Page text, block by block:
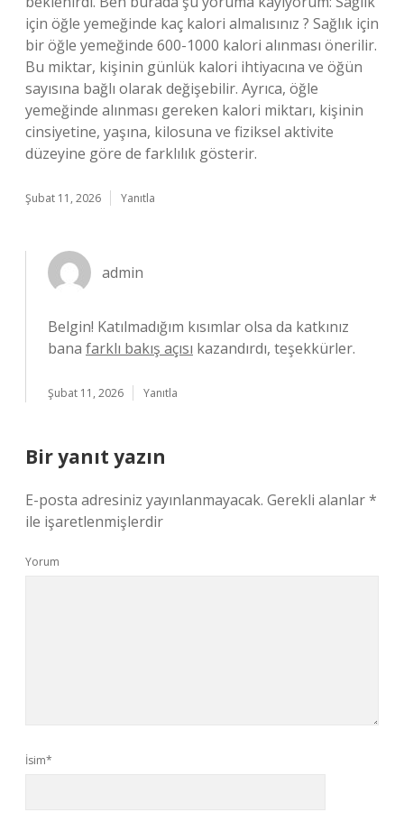
için öğle yemeğinde kaç kalori almalısınız ? Sağlık için
bir öğle yemeğinde 600-1000 kalori alınması önerilir.
Bu miktar, kişinin günlük kalori ihtiyacına ve öğün
sayısına bağlı olarak değişebilir. Ayrıca, öğle
yemeğinde alınması gereken kalori miktarı, kişinin
cinsiyetine, yaşına, kilosuna ve fiziksel aktivite
düzeyine göre de farklılık gösterir.
Şubat 11, 2026 Yanıtla
admin
Belgin! Katılmadığım kısımlar olsa da katkınız
bana farklı bakış açısı kazandırdı, teşekkürler.
Şubat 11, 2026 Yanıtla
Bir yanıt yazın
E-posta adresiniz yayınlanmayacak. Gerekli alanlar*
ile işaretlenmişlerdir
Yorum
İsim*